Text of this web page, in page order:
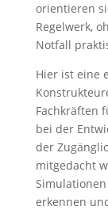
orientieren
Regelwerk,
Notfall
Hier ist eine
Fachkräften
bei der
der
mitgedacht
erkennen